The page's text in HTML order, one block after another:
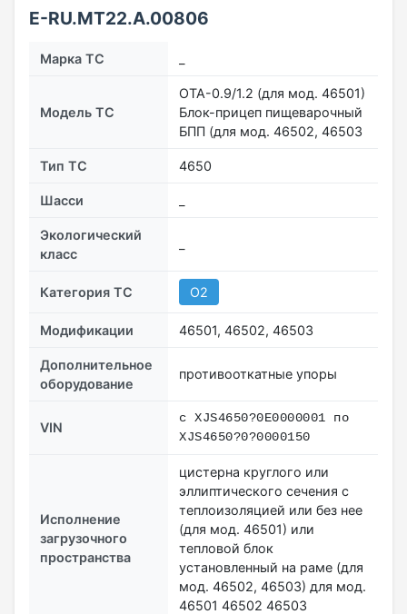
Е-RU.МТ22.А.00806
Марка ТС
Модель ТС
ОТА-0.9/1.2 (для мод. 46501)
Блок-прицеп пищеварочный
БПП (для мод. 46502, 46503
Тип ТС 4650
Шасси
Экологический
класс
Категория ТС О2
Модификации 46501, 46502, 46503
Дополнительное
оборудование
противооткатные упоры
VIN
с XJS4650?0E0000001 по
XJS4650?0?0000150
Исполнение
загрузочного
пространства
цистерна круглого или
эллиптического сечения с
теплоизоляцией или без нее
(для мод. 46501) или
тепловой блок
установленный на раме (для
мод. 46502, 46503) для мод.
46501 46502 46503